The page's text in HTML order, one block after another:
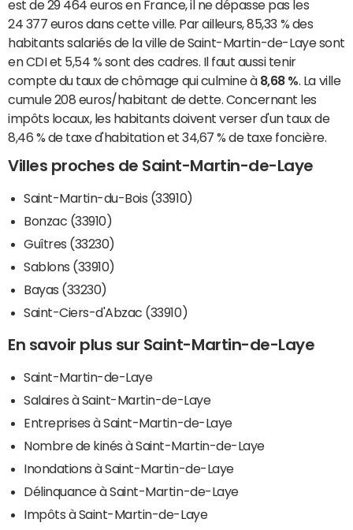
est de 29 464 euros en France, il ne dépasse pas les
24 377 euros dans cette ville. Par ailleurs, 85,33 % des
habitants salariés de la ville de Saint-Martin-de-Laye sont
en CDI et 5,54 % sont des cadres. Il faut aussi tenir
compte du taux de chômage qui culmine à 8,68 %. La ville
cumule 208 euros/habitant de dette. Concernant les
impôts locaux, les habitants doivent verser d'un taux de
8,46 % de taxe d'habitation et 34,67 % de taxe foncière.
Villes proches de Saint-Martin-de-Laye
Saint-Martin-du-Bois (33910)
Bonzac (33910)
Guîtres (33230)
Sablons (33910)
Bayas (33230)
Saint-Ciers-d'Abzac (33910)
En savoir plus sur Saint-Martin-de-Laye
Saint-Martin-de-Laye
Salaires à Saint-Martin-de-Laye
Entreprises à Saint-Martin-de-Laye
Nombre de kinés à Saint-Martin-de-Laye
Inondations à Saint-Martin-de-Laye
Délinquance à Saint-Martin-de-Laye
Impôts à Saint-Martin-de-Laye